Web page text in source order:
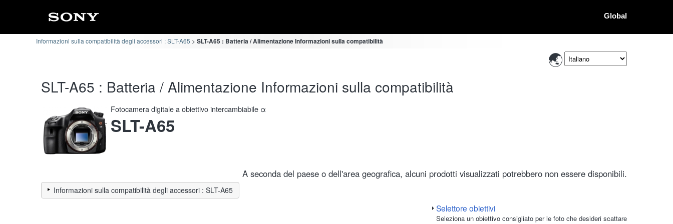
Global
Informazioni sulla compatibilità degli accessori : SLT-A65 SLT-A65 : Batteria / Alimentazione Informazioni sulla compatibilità
SLT-A65 : Batteria / Alimentazione Informazioni sulla compatibilità
Fotocamera digitale a obiettivo intercambiabile α
SLT-A65
A seconda del paese o dell'area geografica, alcuni prodotti visualizzati potrebbero non essere disponibili.
Informazioni sulla compatibilità degli accessori : SLT-A65
Selettore obiettivi
Seleziona un obiettivo consigliato per le foto che desideri scattare